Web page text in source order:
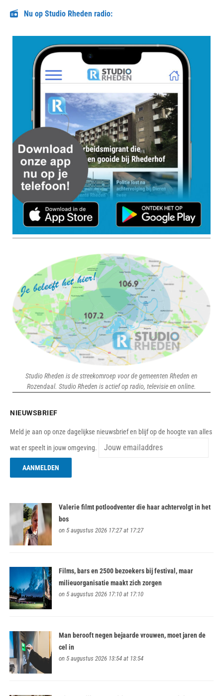
Nu op Studio Rheden radio:
Studio Rheden is de streekomroep voor de gemeenten Rheden en
Rozendaal. Studio Rheden is actief op radio, televisie en online.
NIEUWSBRIEF
Meld je aan op onze dagelijkse nieuwsbrief en blijf op de hoogte van alles
wat er speelt in jouw omgeving.
Valerie filmt potloodventer die haar achtervolgt in het
bos
on 5 augustus 2026 17:27 at 17:27
Films, bars en 2500 bezoekers bij festival, maar
milieuorganisatie maakt zich zorgen
on 5 augustus 2026 17:10 at 17:10
Man berooft negen bejaarde vrouwen, moet jaren de
cel in
on 5 augustus 2026 13:54 at 13:54